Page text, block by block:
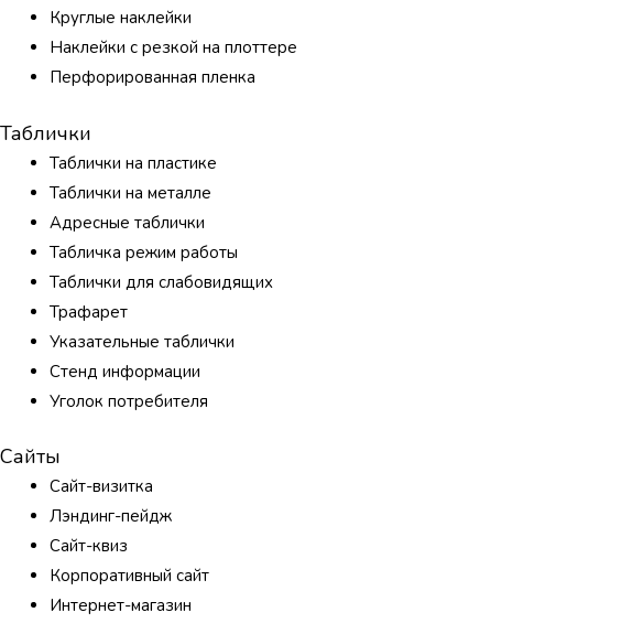
Круглые наклейки
Наклейки с резкой на плоттере
Перфорированная пленка
Таблички
Таблички на пластике
Таблички на металле
Адресные таблички
Табличка режим работы
Таблички для слабовидящих
Трафарет
Указательные таблички
Стенд информации
Уголок потребителя
Сайты
Сайт-визитка
Лэндинг-пейдж
Сайт-квиз
Корпоративный сайт
Интернет-магазин